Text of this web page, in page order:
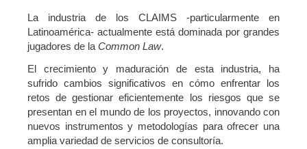
La industria de los CLAIMS -particularmente en
Latinoamérica- actualmente está dominada por grandes
jugadores de la Common Law.
El crecimiento y maduración de esta industria, ha
sufrido cambios significativos en cómo enfrentar los
retos de gestionar eficientemente los riesgos que se
presentan en el mundo de los proyectos, innovando con
nuevos instrumentos y metodologías para ofrecer una
amplia variedad de servicios de consultoría.